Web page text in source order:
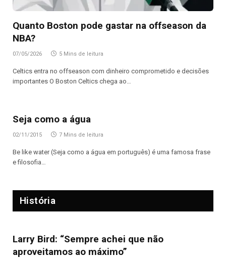
Quanto Boston pode gastar na offseason da
NBA?
07/05/2026 5 Mins de leitura
Celtics entra no offseason com dinheiro comprometido e decisões
importantes O Boston Celtics chega ao…
Seja como a água
02/11/2015 7 Mins de leitura
Be like water (Seja como a água em português) é uma famosa frase
e filosofia…
História
Larry Bird: “Sempre achei que não
aproveitamos ao máximo”